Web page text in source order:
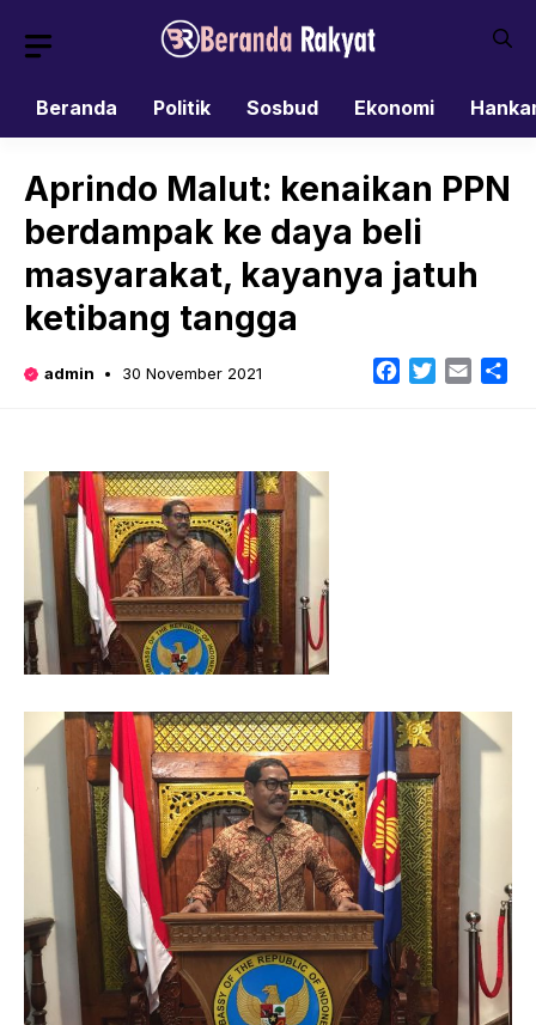
Beranda
Politik Sosbud Ekonomi
Aprindo Malut: kenaikan PPN
berdampak ke daya beli
masyarakat, kayanya jatuh
ketibang tangga
admin 30 November 2021 Facebook
TwitterEmail